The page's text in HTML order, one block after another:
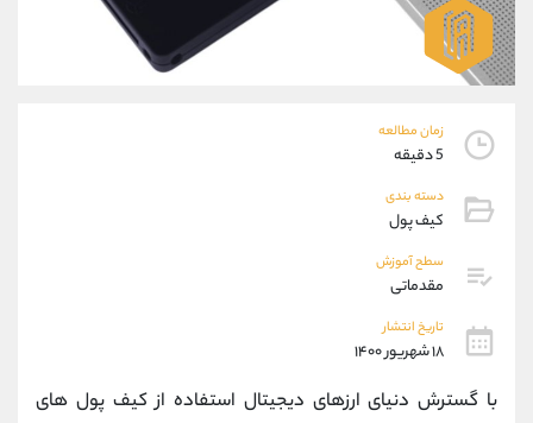
زمان مطالعه
5 دقیقه
دسته بندی
کیف پول
سطح آموزش
مقدماتی
تاریخ انتشار
۱۸ شهریور ۱۴۰۰
با گسترش دنیای ارزهای دیجیتال استفاده از کیف پول های
09194198792
واتساپ شروع گفتگو
تلگرام @Armteam_admin_33
پشتیبان فروش
موبایل
واتساپ
داخلی
اطلاعات تماس (دفتر فروش)
تلفن 021-22021030